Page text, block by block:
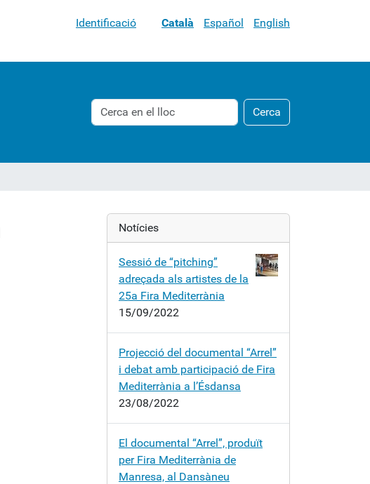
Identificació Català Español English
Cerca Cerca
Cerca
avançada…
Notícies
Sessió de “pitching”
adreçada als artistes de la
25a Fira Mediterrània
15/09/2022
Projecció del documental “Arrel”
i debat amb participació de Fira
Mediterrània a l’Ésdansa
23/08/2022
El documental “Arrel”, produït
per Fira Mediterrània de
Manresa, al Dansàneu